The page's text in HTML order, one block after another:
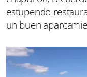
estupendo
un buen